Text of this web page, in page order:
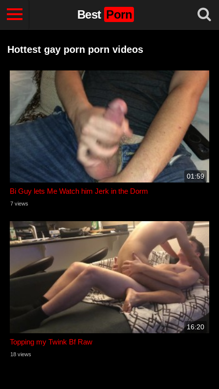
Best Porn
Hottest gay porn porn videos
01:59
Bi Guy lets Me Watch him Jerk in the Dorm
7 views
16:20
Topping my Twink Bf Raw
18 views